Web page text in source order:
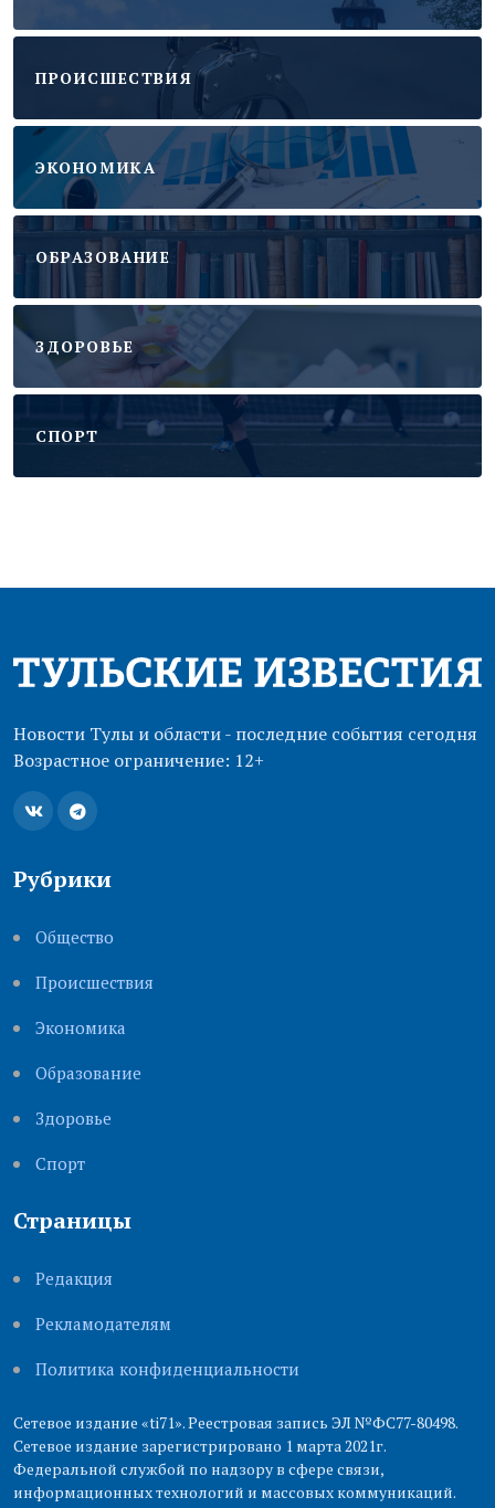
ПРОИСШЕСТВИЯ
ЭКОНОМИКА
ОБРАЗОВАНИЕ
ЗДОРОВЬЕ
CПОРТ
Новости Тулы и области - последние события сегодня
Возрастное ограничение: 12+
Рубрики
Общество
Происшествия
Экономика
Образование
Здоровье
Cпорт
Страницы
Редакция
Рекламодателям
Политика конфиденциальности
Сетевое издание «ti71». Реестровая запись ЭЛ №ФС77-80498.
Сетевое издание зарегистрировано 1 марта 2021г.
Федеральной службой по надзору в сфере связи,
информационных технологий и массовых коммуникаций.